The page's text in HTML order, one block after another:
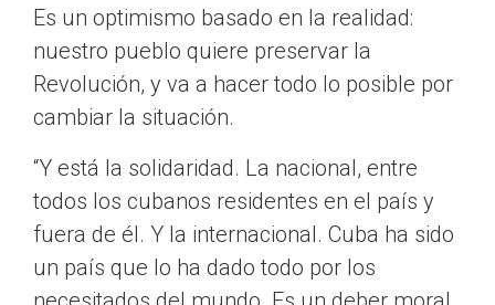
Es un optimismo basado en la realidad:
nuestro pueblo quiere preservar la
Revolución, y va a hacer todo lo posible por
cambiar la situación.
“Y está la solidaridad. La nacional, entre
todos los cubanos residentes en el país y
fuera de él. Y la internacional. Cuba ha sido
un país que lo ha dado todo por los